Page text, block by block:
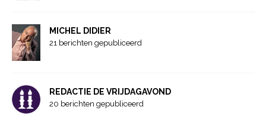
MICHEL DIDIER
21 berichten gepubliceerd
REDACTIE DE VRIJDAGAVOND
20 berichten gepubliceerd